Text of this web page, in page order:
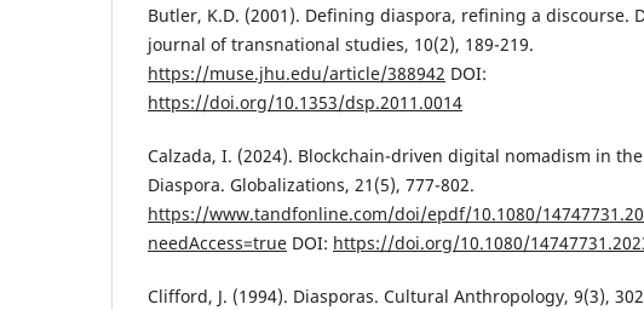
Butler, K.D. (2001). Defining diaspora, refining a discourse.
journal of transnational studies, 10(2), 189-219.
https://muse.jhu.edu/article/388942 DOI:
https://doi.org/10.1353/dsp.2011.0014
Calzada, I. (2024). Blockchain-driven digital nomadism in
Diaspora. Globalizations, 21(5), 777-802.
https://www.tandfonline.com/doi/epdf/10.1080/
needAccess=true DOI: https://doi.org/10.1080/
Clifford, J. (1994). Diasporas. Cultural Anthropology, 9(3),